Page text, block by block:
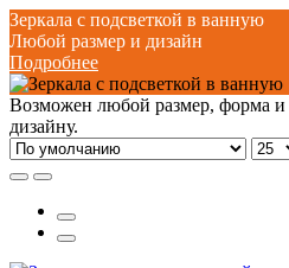
Зеркала с подсветкой в ванную
Любой размер и дизайн
Подробнее
Возможен любой размер, форма и
дизайну.